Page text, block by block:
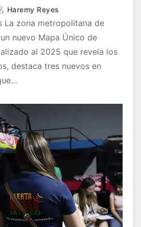
Haremy Reyes
La zona metropolitana de
nuevo Mapa Único de
al 2025 que revela los
destaca tres nuevos en